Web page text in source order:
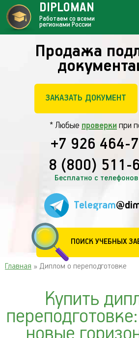
Продажа
ЗАКАЗАТЬ ДОКУМЕНТ
* Любые проверки при
+7 926 464-
8 (800) 511-
Бесплатно с
Telegram
ПОИСК УЧЕБНЫХ
DIPLOMAN
Работаем со всеми
регионами России
Главная » Диплом о переподготовке
Купить